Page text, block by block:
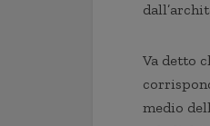
Va detto
medio